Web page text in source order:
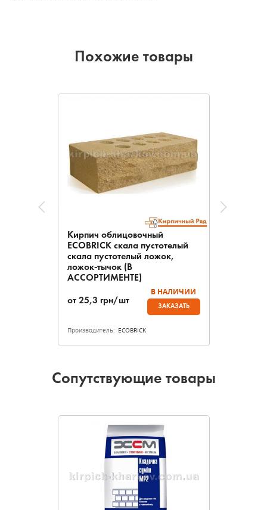
Похожие товары
Кирпич облицовочный
ECOBRICK скала пустотелый
скала пустотелый ложок,
ложок-тычок (В
АССОРТИМЕНТЕ)
от 25,3 грн/шт
В НАЛИЧИИ
ЗАКАЗАТЬ
Производитель: ECOBRICK
Сопутствующие товары